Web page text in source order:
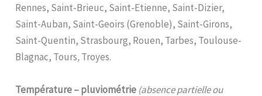
Rennes, Saint-Brieuc, Saint-Etienne, Saint-Dizier,
Saint-Auban, Saint-Geoirs (Grenoble), Saint-Girons,
Saint-Quentin, Strasbourg, Rouen, Tarbes, Toulouse-
Blagnac, Tours,Troyes.
Température – pluviométrie (absence partielle ou